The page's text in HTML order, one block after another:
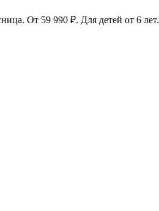
От 59 990 ₽. Для детей от 6 лет.